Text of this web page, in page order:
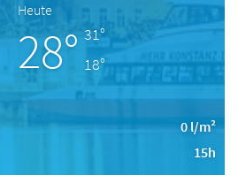
Heute
28° 31°
18°
0 l/m²
15h